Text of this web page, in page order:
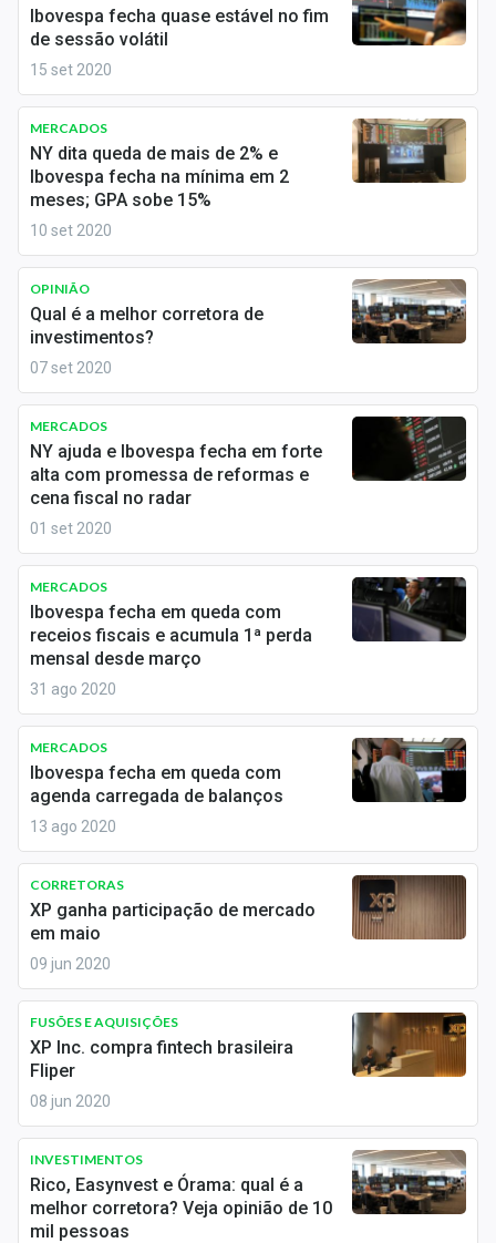
Newsletters
Cotações
Comprar ou vender?
Carteiras Recomendadas
Central de Dividendos
Central de Fundos Imobiliários
Central dos IPOs
Renda Fixa
Finanças Pessoais
Mercados
Economia
Empresas
Brasil
Colunas
Especiais
Internacional
Marketing
Tecnologia
Conteúdo de Marca
Sobre
Expediente
Contato
Ibovespa fecha quase estável no fim
de sessão volátil
15 set 2020
MERCADOS
NY dita queda de mais de 2% e
Ibovespa fecha na mínima em 2
meses; GPA sobe 15%
10 set 2020
OPINIÃO
Qual é a melhor corretora de
investimentos?
07 set 2020
MERCADOS
NY ajuda e Ibovespa fecha em forte
alta com promessa de reformas e
cena fiscal no radar
01 set 2020
MERCADOS
Ibovespa fecha em queda com
receios fiscais e acumula 1ª perda
mensal desde março
31 ago 2020
MERCADOS
Ibovespa fecha em queda com
agenda carregada de balanços
13 ago 2020
CORRETORAS
XP ganha participação de mercado
em maio
09 jun 2020
FUSÕES E AQUISIÇÕES
XP Inc. compra fintech brasileira
Fliper
08 jun 2020
INVESTIMENTOS
Rico, Easynvest e Órama: qual é a
melhor corretora? Veja opinião de 10
mil pessoas